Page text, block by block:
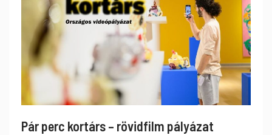
Pár perc kortárs – rövidfilm pályázat